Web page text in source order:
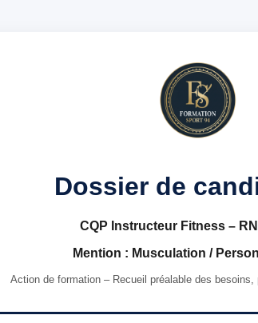
Dossier de
CQP Instructeur Fitness –
Mention : Musculation /
Action de formation – Recueil préalable des